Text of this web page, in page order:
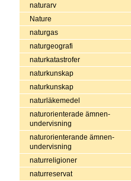
naturarv
Nature
naturgas
naturgeografi
naturkatastrofer
naturkunskap
naturkunskap
naturläkemedel
naturorienterade ämnen-
undervisning
naturorienterande ämnen-
undervisning
naturreligioner
naturreservat